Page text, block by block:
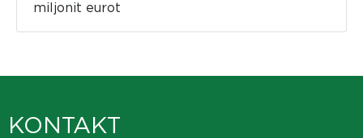
miljonit eurot
KONTAKT